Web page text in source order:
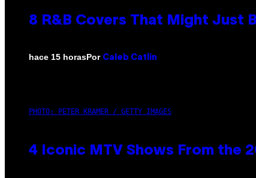
8 R&B Covers That Might Just
hace 15 horasPor Caleb Catlin
PHOTO: PETER KRAMER / GETTY IMAGES
4 Iconic MTV Shows From the